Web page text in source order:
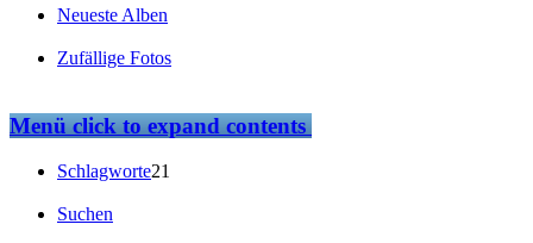
Neueste Alben
Zufällige Fotos
Menüclick to expand contents
Schlagworte21
Suchen